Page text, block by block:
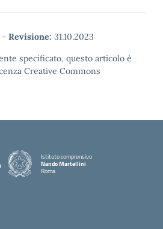
- Revisione: 31.10.2023
specificato, questo articolo è
Creative Commons
Istituto comprensivo
Nando Martellini
Roma